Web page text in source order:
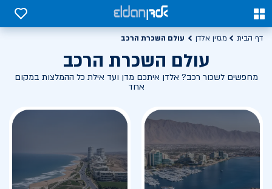
0
0
דף הבית מגזין אלדן עולם השכרת הרכב
עולם השכרת הרכב
מחפשים לשכור רכב? אלדן איתכם מדן ועד אילת כל ההמלצות במקום
אחד